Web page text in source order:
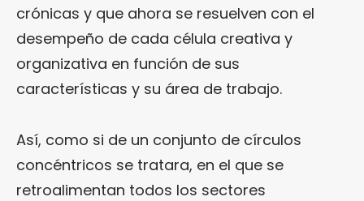
crónicas y que ahora se resuelven con el
desempeño de cada célula creativa y
organizativa en función de sus
características y su área de trabajo.
Así, como si de un conjunto de círculos
concéntricos se tratara, en el que se
retroalimentan todos los sectores